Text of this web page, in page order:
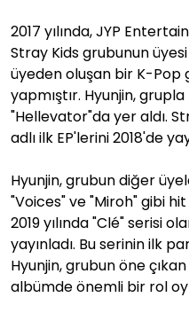
2017 yılında, JYP
Stray Kids grubunun
üyeden oluşan bir K-Pop
yapmıştır. Hyunjin, grupla
"Hellevator"da yer aldı.
adlı ilk EP'lerini 2018'de
Hyunjin, grubun diğer
"Voices" ve "Miroh" gibi
2019 yılında "Clé" serisi
yayınladı. Bu serinin ilk
Hyunjin, grubun öne
albümde önemli bir rol